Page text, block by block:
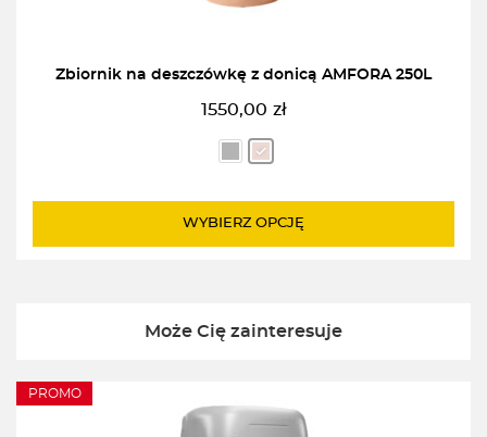
Zbiornik na deszczówkę z donicą AMFORA 250L
1550,00 zł
WYBIERZ OPCJĘ
Może Cię zainteresuje
PROMO